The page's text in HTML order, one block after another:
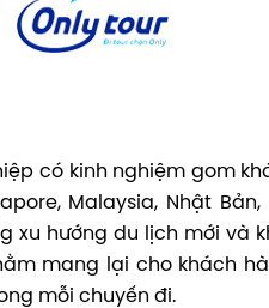
có kinh nghiệm gom
Malaysia, Nhật Bản,
xu hướng du lịch mới và
mang lại cho khách
mỗi chuyến đi.